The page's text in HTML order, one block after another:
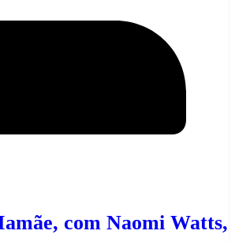
com Naomi Watts,